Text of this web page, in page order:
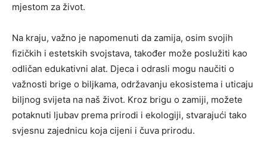
mjestom za život.
Na kraju, važno je napomenuti da zamija, osim svojih
fizičkih i estetskih svojstava, također može poslužiti kao
odličan edukativni alat. Djeca i odrasli mogu naučiti o
važnosti brige o biljkama, održavanju ekosistema i uticaju
biljnog svijeta na naš život. Kroz brigu o zamiji, možete
potaknuti ljubav prema prirodi i ekologiji, stvarajući tako
svjesnu zajednicu koja cijeni i čuva prirodu.